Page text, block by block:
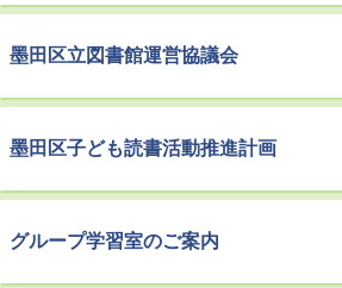
墨田区立図書館運営協議会
墨田区子ども読書活動推進計画
グループ学習室のご案内